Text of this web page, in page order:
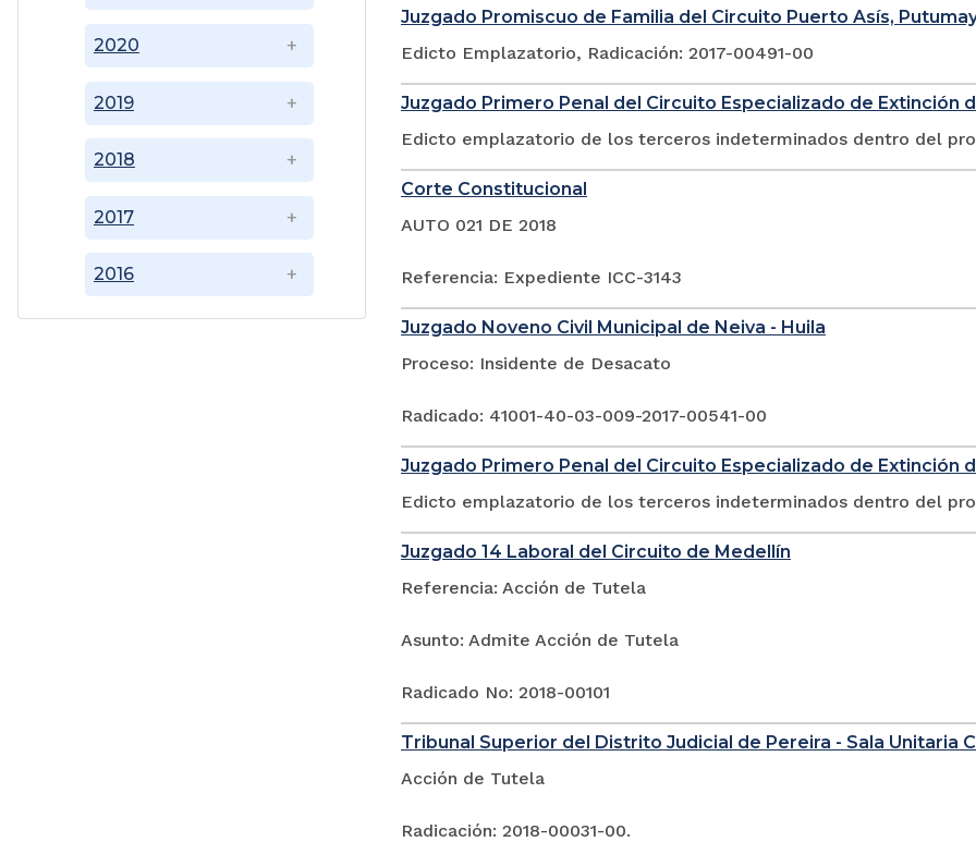
2016
2017
2018
2019
2020
Juzgado Promiscuo de Familia del Circuito Puerto Asís,
Edicto Emplazatorio, Radicación: 2017-00491-00
Juzgado Primero Penal del Circuito Especializado de Extinción
Edicto emplazatorio de los terceros indeterminados dentro del
Corte Constitucional
AUTO 021 DE 2018
Referencia: Expediente ICC-3143
Juzgado Noveno Civil Municipal de Neiva - Huila
Proceso: Insidente de Desacato
Radicado: 41001-40-03-009-2017-00541-00
Juzgado Primero Penal del Circuito Especializado de Extinción
Edicto emplazatorio de los terceros indeterminados dentro del
Juzgado 14 Laboral del Circuito de Medellín
Referencia: Acción de Tutela
Asunto: Admite Acción de Tutela
Radicado No: 2018-00101
Tribunal Superior del Distrito Judicial de Pereira - Sala Unitaria
Acción de Tutela
Radicación: 2018-00031-00.